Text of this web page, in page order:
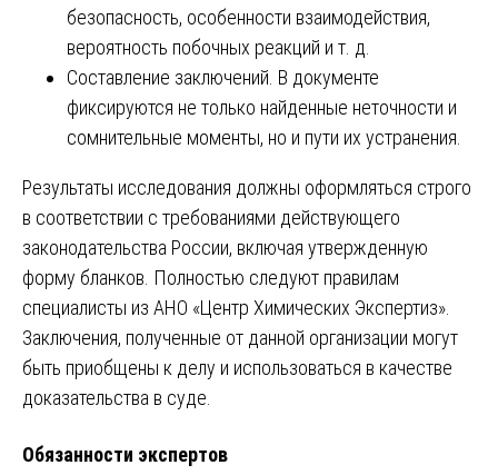
безопасность, особенности взаимодействия,
вероятность побочных реакций и т. д.
Составление заключений. В документе
фиксируются не только найденные неточности и
сомнительные моменты, но и пути их устранения.
Результаты исследования должны оформляться строго
в соответствии с требованиями действующего
законодательства России, включая утвержденную
форму бланков. Полностью следуют правилам
специалисты из АНО «Центр Химических Экспертиз».
Заключения, полученные от данной организации могут
быть приобщены к делу и использоваться в качестве
доказательства в суде.
Обязанности экспертов